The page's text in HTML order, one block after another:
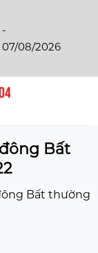
-
07/08/2026
Bất
Bất thường